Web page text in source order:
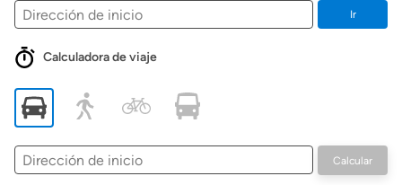
Ir
Calculadora de viaje
Dirección
de
Calcular